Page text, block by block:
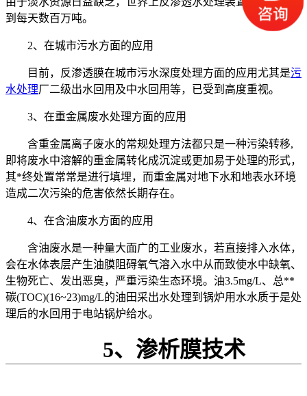
到每天数百万吨。
2、在城市污水方面的应用
目前，反渗透膜在城市污水深度处理方面的应用尤其是污
水处理厂二级出水回用及中水回用等，已受到高度重视。
3、在重金属废水处理方面的应用
含重金属离子废水的常规处理方法都只是一种污染转移,
即将废水中溶解的重金属转化成沉淀或更加易于处理的形式，
其*终处置常常是进行填埋，而重金属对地下水和地表水环境
造成二次污染的危害依然长期存在。
4、在含油废水方面的应用
含油废水是一种量大面广的工业废水，若直接排入水体，
会在水体表层产生油膜阻碍氧气溶入水中从而致使水中缺氧、
生物死亡、发出恶臭，严重污染生态环境。油3.5mg/L、总**
碳(TOC)(16~23)mg/L的油田采出水处理到锅炉用水水质于是处
理后的水回用于电站锅炉给水。
5、渗析膜技术